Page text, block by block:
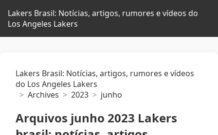
Lakers Brasil: Notícias, artigos, rumores e vídeos do
Los Angeles Lakers
Lakers Brasil: Notícias, artigos, rumores e vídeos
do Los Angeles Lakers
Archives
2023 junho
Arquivos junho 2023 Lakers